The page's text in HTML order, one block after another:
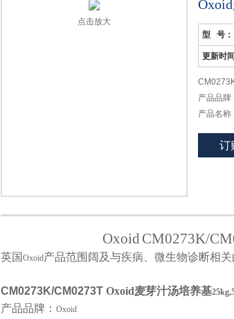
点击放大
型 号：
更新时
产品品牌
产品名称
产品货订
Oxoid CM0273K/
英国 Oxoid产品范围阔及与疾病、微生物诊断相
CM0273K/CM0273T Oxoid麦芽汁汤培养基
产品品牌： Oxoid